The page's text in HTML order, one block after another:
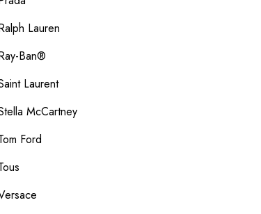
Lauren
Ban®
Laurent
McCartney
Ford